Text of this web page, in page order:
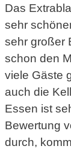
Das
sehr
sehr großer
schon den
viele Gäste
auch die
Essen ist
Bewertung
durch,